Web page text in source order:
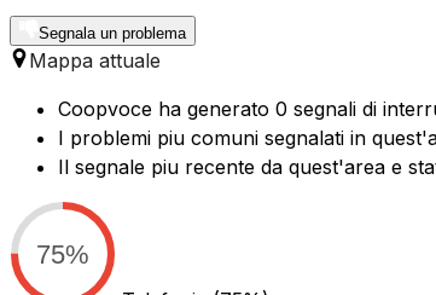
Segnala un problema
Mappa attuale
Coopvoce ha generato 0 segnali di
I problemi piu comuni segnalati in
Il segnale piu recente da quest'area e
75%